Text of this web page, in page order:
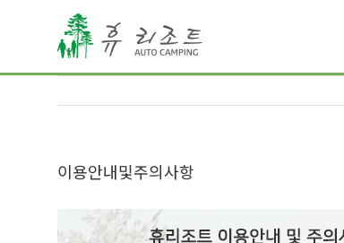
이용안내및주의사항